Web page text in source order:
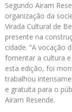
Segundo Airam
organização da
Virada Cultural de
presente na
cidade. “A vocação
fomentar a cultura
esta edição, foi
trabalhou
e gratuita para o
Airam Resende.